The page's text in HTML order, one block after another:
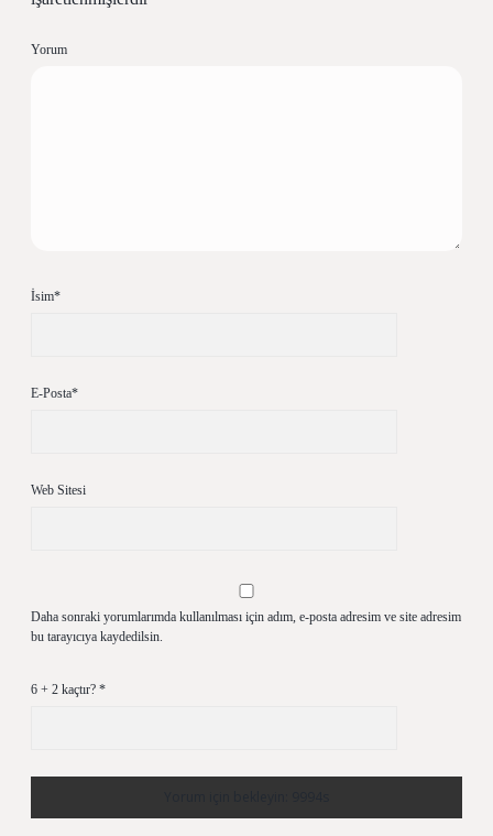
Yorum
İsim*
E-Posta*
Web Sitesi
Daha sonraki yorumlarımda kullanılması için adım, e-posta adresim ve site adresim
bu tarayıcıya kaydedilsin.
6 + 2 kaçtır? *